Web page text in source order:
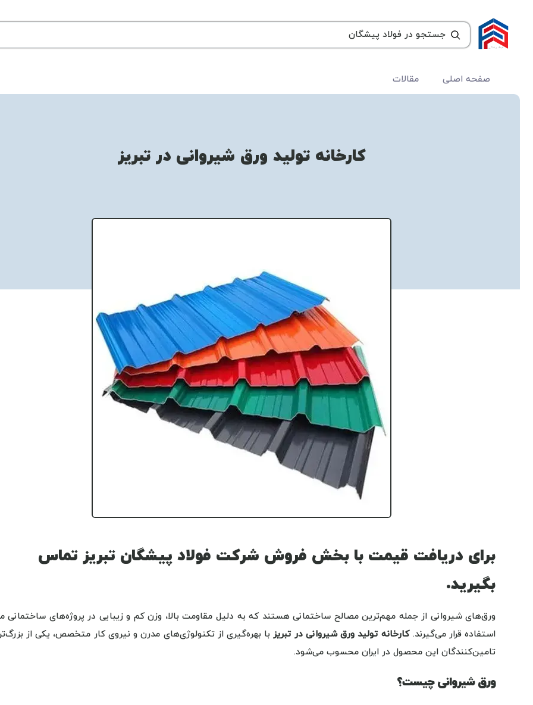
صفحه اصلی مقالات
کارخانه تولید ورق شیروانی در تبریز
برای دریافت قیمت با بخش فروش شرکت فولاد پیشگان تبریز تماس
بگیرید.
ورق‌های شیروانی از جمله مهم‌ترین مصالح ساختمانی هستند که به دلیل مقاومت بالا، وزن کم و زیبایی در پروژه‌های ساختمانی
استفاده قرار می‌گیرند.کارخانه تولید ورق شیروانی در تبریزبا بهره‌گیری از تکنولوژی‌های مدرن و نیروی کار متخصص، یکی از
تامین‌کنندگان این محصول در ایران محسوب می‌شود.
ورق شیروانی چیست؟